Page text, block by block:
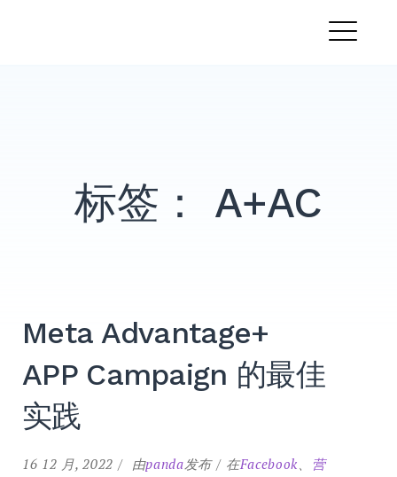
标签： A+AC
Meta Advantage+
APP Campaign 的最佳
实践
16 12 月, 2022 由panda发布 在Facebook、
营